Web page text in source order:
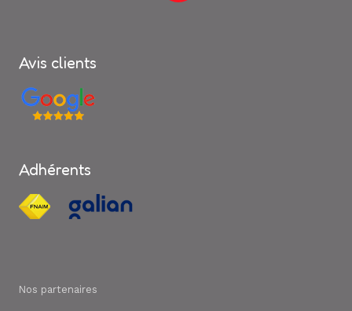
Avis clients
Adhérents
Nos partenaires